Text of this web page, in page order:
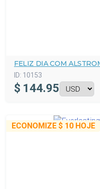
FELIZ DIA COM
ID: 10153
$ 144.95
ECONOMIZE $ 10 HOJE